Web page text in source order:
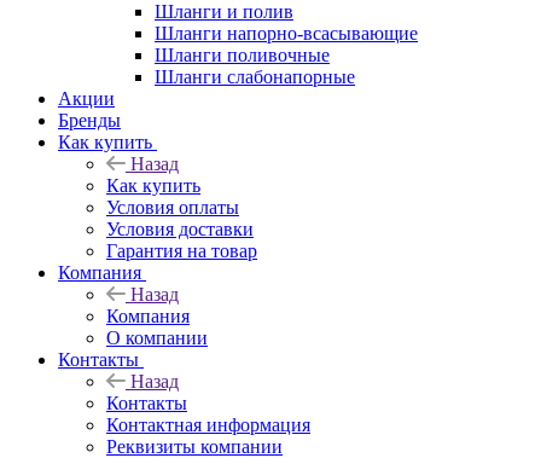
Шланги и полив
Шланги напорно-всасывающие
Шланги поливочные
Шланги слабонапорные
Акции
Бренды
Как купить
Назад
Как купить
Условия оплаты
Условия доставки
Гарантия на товар
Компания
Назад
Компания
О компании
Контакты
Назад
Контакты
Контактная информация
Реквизиты компании